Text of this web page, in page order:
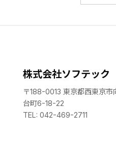
株式会社ソフテック
〒188-0013 東京都西東京市
台町6-18-22
TEL: 042-469-2711